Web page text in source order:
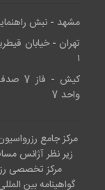
شکم
با رزرو هتل
رستوران
مشهد - نبش راهنمایی ۸ ساختمان
۱
واحد 7
مرکز جامع
زیر نظر آژانس
مرکز تخصصی
گواهینامه بین